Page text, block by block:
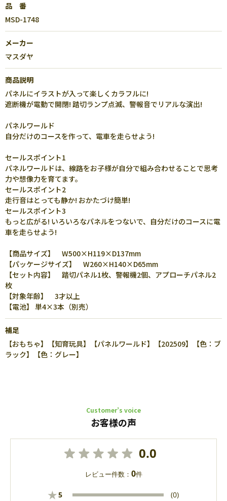
品 番
MSD-1748
メーカー
マスダヤ
商品説明
パネルにイラストが入って楽しくカラフルに!
遮断機が電動で開閉! 踏切ランプ点滅、警報音でリアルな演出!
パネルワールド
自分だけのコースを作って、電車を走らせよう!
セールスポイント1
パネルワールドは、線路をお子様が自分で組み合わせることで思考
力や想像力を育てます。
セールスポイント2
走行音はとっても静か! おかたづけ簡単!
セールスポイント3
もっと広がる! いろいろなパネルをつないで、自分だけのコースに電
車を走らせよう!
【商品サイズ】 W500×H119×D137mm
【パッケージサイズ】 W260×H140×D65mm
【セット内容】 踏切パネル1枚、警報機2個、アプローチパネル2
枚
【対象年齢】 3才以上
【電池】 単4×3本（別売）
補足
【おもちゃ】【知育玩具】【パネルワールド】【202509】【色：ブ
ラック】【色：グレー】
Customer’s voice
お客様の声
0.0
レビュー件数： 0件
★5 (0)